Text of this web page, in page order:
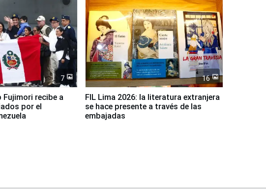
7
Fujimori recibe a
por el
16
FIL Lima 2026: la literatura extranjera
se hace presente a través de las
embajadas